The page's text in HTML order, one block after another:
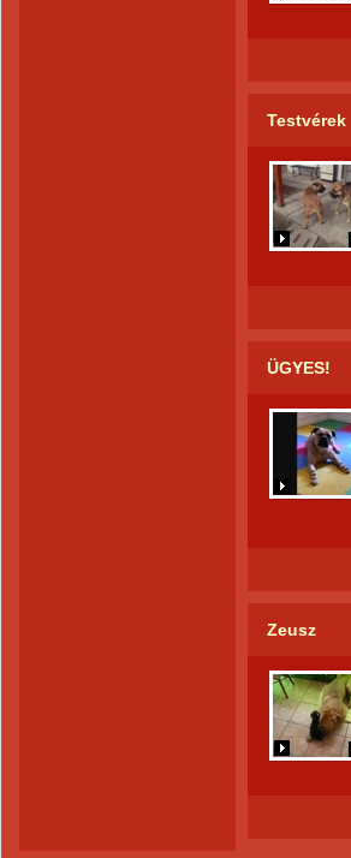
Testvérek
ÜGYES!
Zeusz